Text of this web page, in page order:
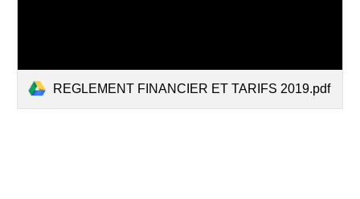
REGLEMENT FINANCIER ET TARIFS 2019.pdf